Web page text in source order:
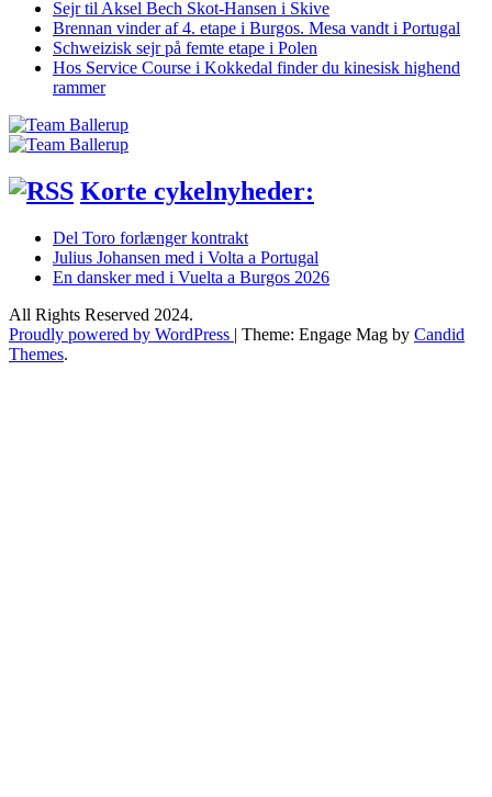
Sejr til Aksel Bech Skot-Hansen i Skive
Brennan vinder af 4. etape i Burgos. Mesa vandt i Portugal
Schweizisk sejr på femte etape i Polen
Hos Service Course i Kokkedal finder du kinesisk highend
rammer
Korte cykelnyheder:
Del Toro forlænger kontrakt
Julius Johansen med i Volta a Portugal
En dansker med i Vuelta a Burgos 2026
All Rights Reserved 2024.
Proudly powered by WordPress | Theme: Engage Mag by Candid
Themes.